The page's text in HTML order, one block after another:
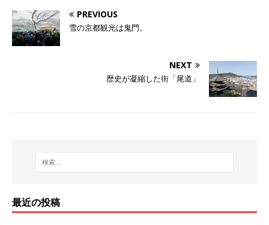
PREVIOUS
雪の京都観光は鬼門。
NEXT
歴史が凝縮した街「尾道」
最近の投稿